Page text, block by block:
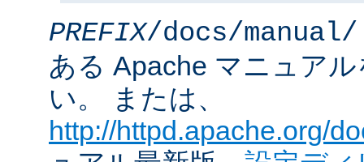
PREFIX/docs/manual/
ある Apache マニュア
い。 または、
http://httpd.apache.org/